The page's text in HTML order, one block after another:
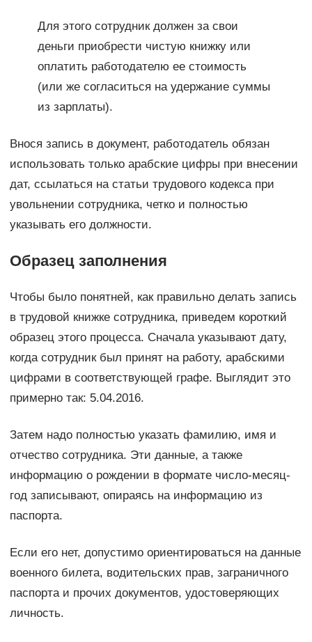
Для этого сотрудник должен за свои
деньги приобрести чистую книжку или
оплатить работодателю ее стоимость
(или же согласиться на удержание суммы
из зарплаты).
Внося запись в документ, работодатель обязан
использовать только арабские цифры при внесении
дат, ссылаться на статьи трудового кодекса при
увольнении сотрудника, четко и полностью
указывать его должности.
Образец заполнения
Чтобы было понятней, как правильно делать запись
в трудовой книжке сотрудника, приведем короткий
образец этого процесса. Сначала указывают дату,
когда сотрудник был принят на работу, арабскими
цифрами в соответствующей графе. Выглядит это
примерно так: 5.04.2016.
Затем надо полностью указать фамилию, имя и
отчество сотрудника. Эти данные, а также
информацию о рождении в формате число-месяц-
год записывают, опираясь на информацию из
паспорта.
Если его нет, допустимо ориентироваться на данные
военного билета, водительских прав, заграничного
паспорта и прочих документов, удостоверяющих
личность.